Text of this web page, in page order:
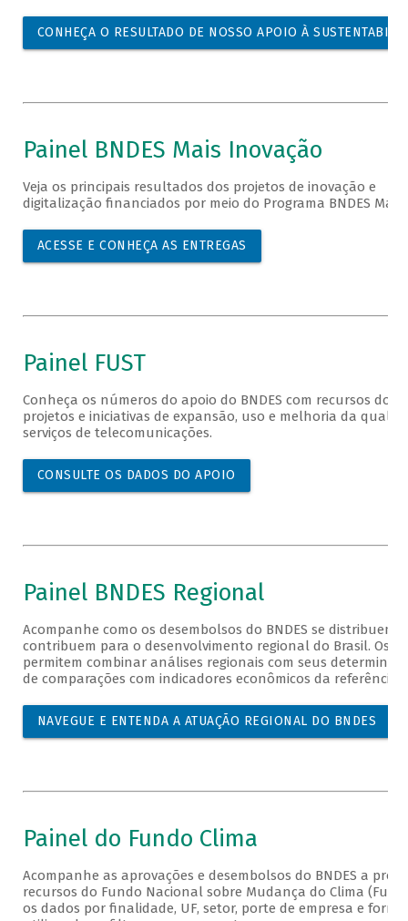
CONHEÇA O RESULTADO DE NOSSO APOIO À
Painel BNDES Mais Inovação
Veja os principais resultados dos projetos de inovação e
digitalização financiados por meio do Programa BNDES Mais
ACESSE E CONHEÇA AS ENTREGAS
Painel FUST
Conheça os números do apoio do BNDES com recursos do
projetos e iniciativas de expansão, uso e melhoria da
serviços de telecomunicações.
CONSULTE OS DADOS DO APOIO
Painel BNDES Regional
Acompanhe como os desembolsos do BNDES se distribuem
contribuem para o desenvolvimento regional do Brasil. Os
permitem combinar análises regionais com seus
de comparações com indicadores econômicos da referência.
NAVEGUE E ENTENDA A ATUAÇÃO REGIONAL DO BNDES
Painel do Fundo Clima
Acompanhe as aprovações e desembolsos do BNDES a
recursos do Fundo Nacional sobre Mudança do Clima
os dados por finalidade, UF, setor, porte de empresa e